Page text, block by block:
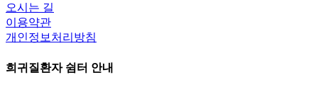
오시는 길
이용약관
개인정보처리방침
희귀질환자 쉼터 안내